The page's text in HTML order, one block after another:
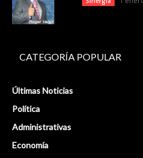
CATEGORÍA POPULAR
Últimas Noticias
Política
Administrativas
Economía